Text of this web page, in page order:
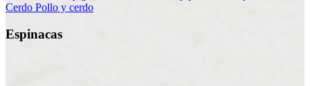
Cerdo Pollo y cerdo
Espinacas